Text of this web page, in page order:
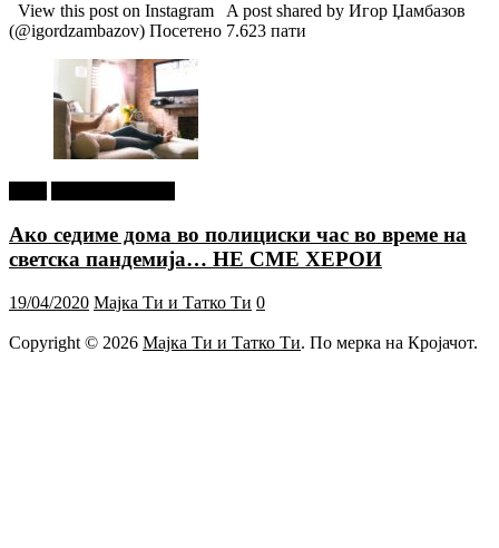
View this post on Instagram A post shared by Игор Џамбазов
(@igordzambazov) Посетено 7.623 пати
Ако седиме дома во полициски час во време на
светска пандемија… НЕ СМЕ ХЕРОИ
19/04/2020 Мајка Ти и Татко Ти 0
Copyright © 2026 Мајка Ти и Татко Ти. По мерка на Кројачот.